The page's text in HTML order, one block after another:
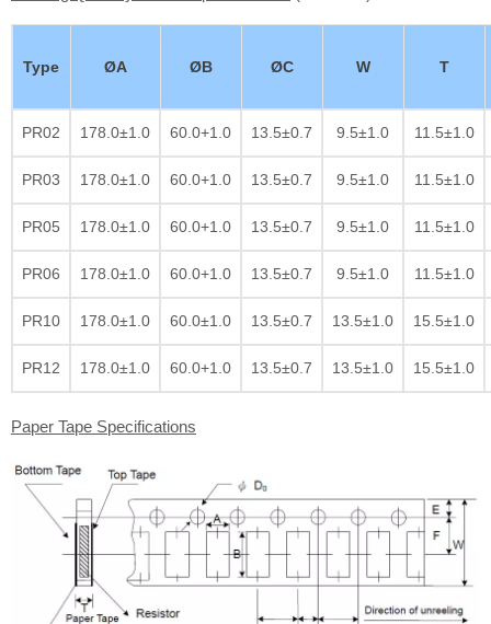
Type ØA ØB ØC W T
PR02 178.0±1.0 60.0+1.0 13.5±0.7 9.5±1.0 11.5±1.0
PR03 178.0±1.0 60.0+1.0 13.5±0.7 9.5±1.0 11.5±1.0
PR05 178.0±1.0 60.0+1.0 13.5±0.7 9.5±1.0 11.5±1.0
PR06 178.0±1.0 60.0+1.0 13.5±0.7 9.5±1.0 11.5±1.0
PR10 178.0±1.0 60.0±1.0 13.5±0.7 13.5±1.0 15.5±1.0
PR12 178.0±1.0 60.0+1.0 13.5±0.7 13.5±1.0 15.5±1.0
Paper Tape Specifications